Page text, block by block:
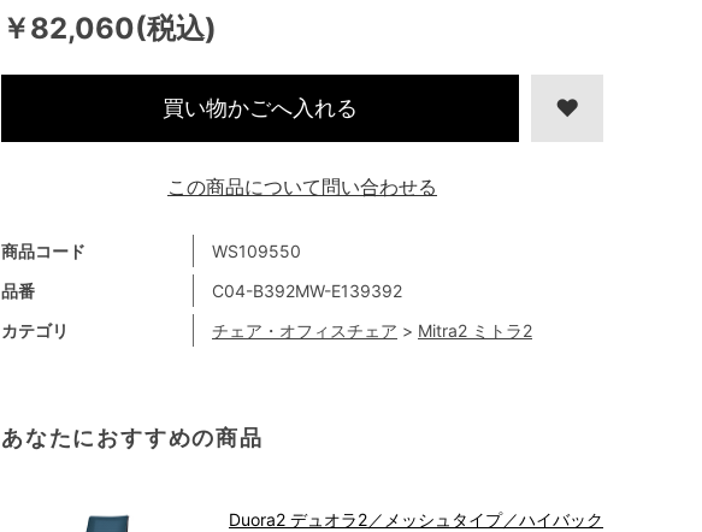
￥82,060(税込)
商品コード
WS109550
品番
C04-B392MW-E139392
カテゴリ
チェア・オフィスチェア > Mitra2 ミトラ2
買い物かごへ入れる
あなたにおすすめの商品
Duora2 デュオラ2／メッシュタイプ／ハイバック
この商品について問い合わせる